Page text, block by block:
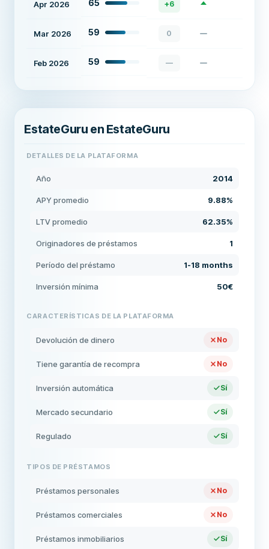
Apr 2026 65 +6
Mar 2026 59 0
Feb 2026 59 —
EstateGuru en EstateGuru
DETALLES DE LA PLATAFORMA
Año 2014
APY promedio 9.88%
LTV promedio 62.35%
Originadores de préstamos 1
Período del préstamo 1-18 months
Inversión mínima 50€
CARACTERÍSTICAS DE LA PLATAFORMA
Devolución de dinero No
Tiene garantía de recompra No
Inversión automática Sí
Mercado secundario Sí
Regulado Sí
TIPOS DE PRÉSTAMOS
Préstamos personales No
Préstamos comerciales No
Préstamos inmobiliarios Sí